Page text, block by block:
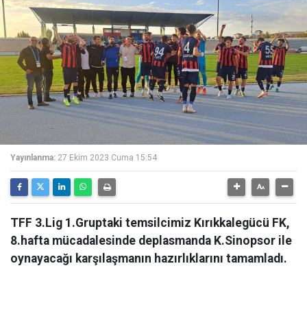
Yayınlanma: 27 Ekim 2023 Cuma 15:54
TFF 3.Lig 1.Gruptaki temsilcimiz Kırıkkalegücü FK,
8.hafta mücadalesinde deplasmanda K.Sinopsor ile
oynayacağı karşılaşmanın hazırlıklarını tamamladı.